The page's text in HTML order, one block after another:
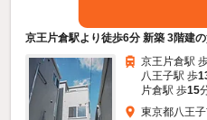
京王片倉駅より徒歩6分 新築 3階建
京王片倉駅
八王子駅 歩
片倉駅 歩15
東京都八王